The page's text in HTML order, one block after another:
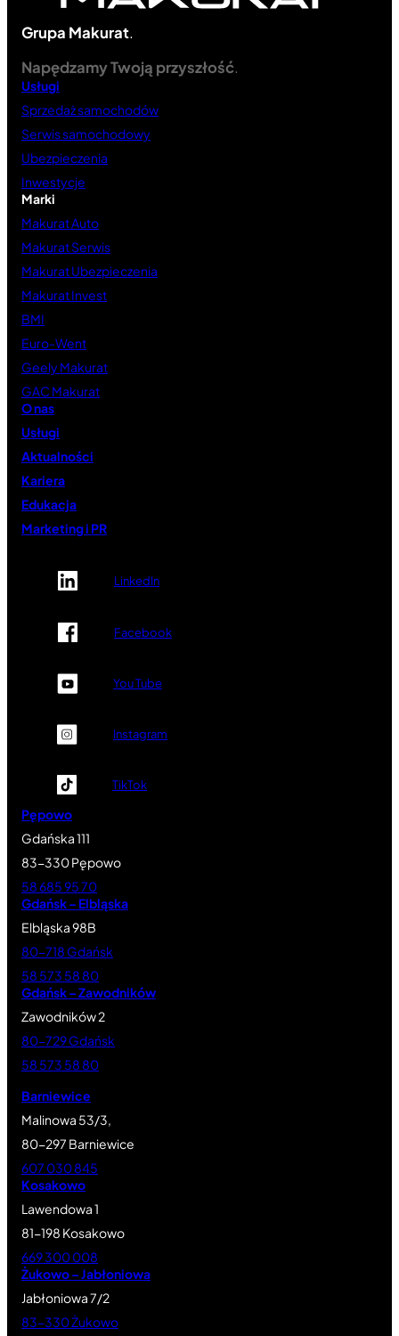
Grupa Makurat.
Napędzamy Twoją przyszłość.
Usługi
Sprzedaż samochodów
Serwis samochodowy
Ubezpieczenia
Inwestycje
Marki
Makurat Auto
Makurat Serwis
Makurat Ubezpieczenia
Makurat Invest
BMI
Euro-Went
Geely Makurat
GAC Makurat
O nas
Usługi
Aktualności
Kariera
Edukacja
Marketing i PR
LinkedIn
Facebook
You Tube
Instagram
TikTok
Pępowo
Gdańska 111
83-330 Pępowo
58 685 95 70
Gdańsk – Elbląska
Elbląska 98B
80-718 Gdańsk
58 573 58 80
Gdańsk – Zawodników
Zawodników 2
80-729 Gdańsk
58 573 58 80
Barniewice
Malinowa 53/3,
80-297 Barniewice
607 030 845
Kosakowo
Lawendowa 1
81-198 Kosakowo
669 300 008
Żukowo – Jabłoniowa
Jabłoniowa 7/2
83-330 Żukowo